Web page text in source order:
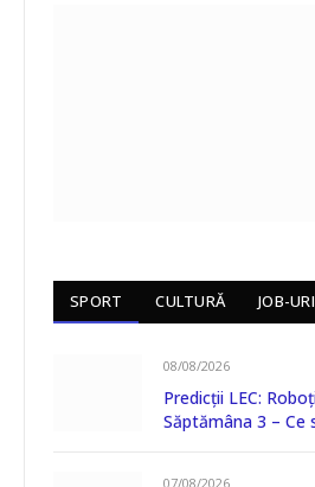
SPORT CULTURĂ JOB-URI
08/08/2026
Predicții LEC:
Săptămâna 3 – Ce
07/08/2026